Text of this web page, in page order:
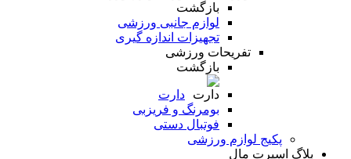
بازگشت
لوازم جانبی ورزشی
تجهیزات اندازه گیری
تفریحات ورزشی
بازگشت
دارت
بومرنگ و فریزبی
فوتبال دستی
پکیج لوازم ورزشی
بلاگ اسپرت مال